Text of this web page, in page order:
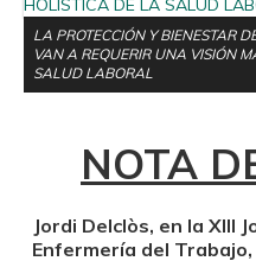
LA PROTECCIÓN Y BIENESTAR
VAN A REQUERIR UNA VISIÓN
SALUD LABORAL
NOTA
Jordi Delclòs, en la XIII
Enfermería del